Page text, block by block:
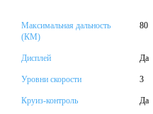
Максимальная дальность
(КМ)
80
Дисплей Да
Уровни скорости 3
Круиз-контроль Да